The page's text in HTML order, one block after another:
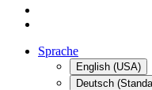
Sprache
English (USA)
Deutsch